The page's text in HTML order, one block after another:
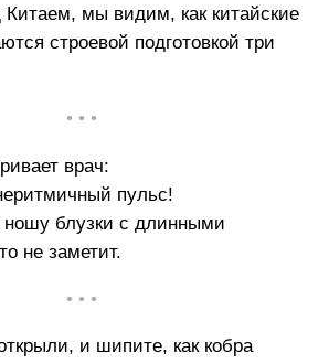
мы видим, как китайские
строевой подготовкой три
• • •
врач:
пульс!
блузки с длинными
не заметит.
• • •
и шипите, как кобра